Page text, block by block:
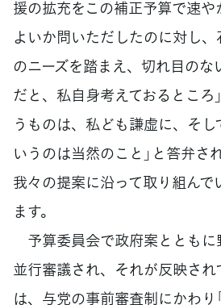
援の拡充をこの補正予算で速
よいか問いただしたのに対し、
のニーズを踏まえ、切れ目のな
だと、私自身考えておるところ
うものは、私ども謙虚に、そし
いうのは当然のこと」と答弁さ
我々の提案に沿って取り組ん
ます。
予算委員会で政府案ととも
並行審議され、それが反映され
は、与党の事前審査制にかわり